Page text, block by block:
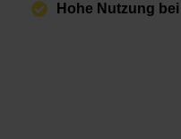
Hohe Nutzung